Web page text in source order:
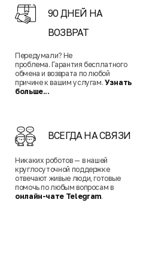
90 ДНЕЙ НА
ВОЗВРАТ
Передумали? Не
проблема. Гарантия бесплатного
обмена и возврата по любой
причине к вашим услугам. Узнать
больше...
ВСЕГДА НА СВЯЗИ
Никаких роботов — в нашей
круглосуточной поддержке
отвечают живые люди, готовые
помочь по любым вопросам в
онлайн-чате Telegram.